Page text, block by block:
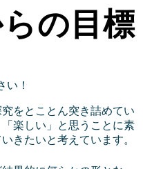
の目標
い！
をとことん突き詰めてい
楽しい」と思うことに素
きたいと考えています。